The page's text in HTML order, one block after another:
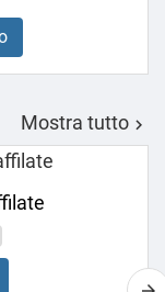
Mostra tutto 